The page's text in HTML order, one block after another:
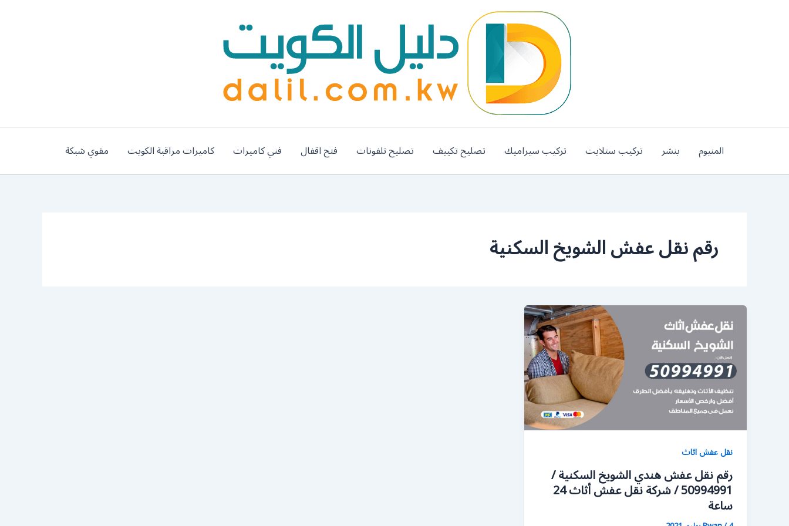
المنيوم بنشر تركيب ستلايت تركيب سيراميك تصليح تكييف تصليح تلفونات فتح اقفال فني كاميرات كاميرات مراقبة الكويت مقوي شبكة
رقم نقل عفش الشويخ السكنية
نقل عفش اثاث
رقم نقل عفش هندي الشويخ السكنية /
50994991 / شركة نقل عفش أثاث 24
ساعة